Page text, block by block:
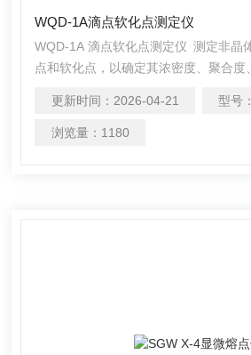
WQD-1A滴点软化点测定仪
WQD-1A 滴点软化点测定仪 测定非晶
点和软化点，以确定其浓密度、聚合度
更新时间： 2026-04-21 型号
浏览量： 1180